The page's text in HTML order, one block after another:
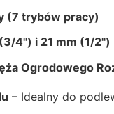
(7 trybów pracy)
4") i 21 mm (1/2")
Ogrodowego
– Idealny do